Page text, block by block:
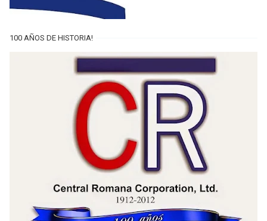
100 AÑOS DE HISTORIA!